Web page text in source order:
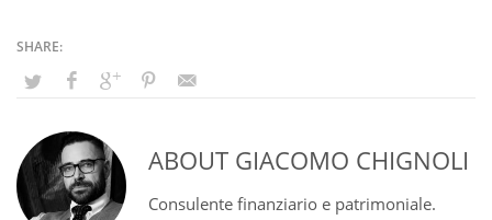
ABOUT GIACOMO CHIGNOLI
Consulente finanziario e patrimoniale.